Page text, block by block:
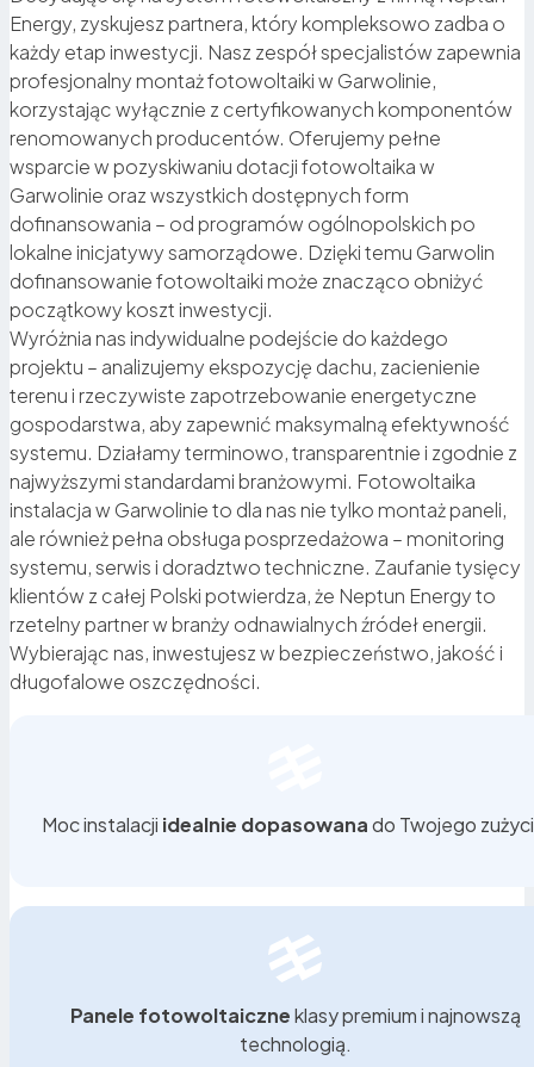
Energy, zyskujesz partnera, który kompleksowo zadba o
każdy etap inwestycji. Nasz zespół specjalistów zapewnia
profesjonalny montaż fotowoltaiki w Garwolinie,
korzystając wyłącznie z certyfikowanych komponentów
renomowanych producentów. Oferujemy pełne
wsparcie w pozyskiwaniu dotacji fotowoltaika w
Garwolinie oraz wszystkich dostępnych form
dofinansowania – od programów ogólnopolskich po
lokalne inicjatywy samorządowe. Dzięki temu Garwolin
dofinansowanie fotowoltaiki może znacząco obniżyć
początkowy koszt inwestycji.
Wyróżnia nas indywidualne podejście do każdego
projektu – analizujemy ekspozycję dachu, zacienienie
terenu i rzeczywiste zapotrzebowanie energetyczne
gospodarstwa, aby zapewnić maksymalną efektywność
systemu. Działamy terminowo, transparentnie i zgodnie z
najwyższymi standardami branżowymi. Fotowoltaika
instalacja w Garwolinie to dla nas nie tylko montaż paneli,
ale również pełna obsługa posprzedażowa – monitoring
systemu, serwis i doradztwo techniczne. Zaufanie tysięcy
klientów z całej Polski potwierdza, że Neptun Energy to
rzetelny partner w branży odnawialnych źródeł energii.
Wybierając nas, inwestujesz w bezpieczeństwo, jakość i
długofalowe oszczędności.
Moc instalacji idealnie dopasowanado Twojego
Panele fotowoltaiczneklasy premium i najnowszą
technologią.